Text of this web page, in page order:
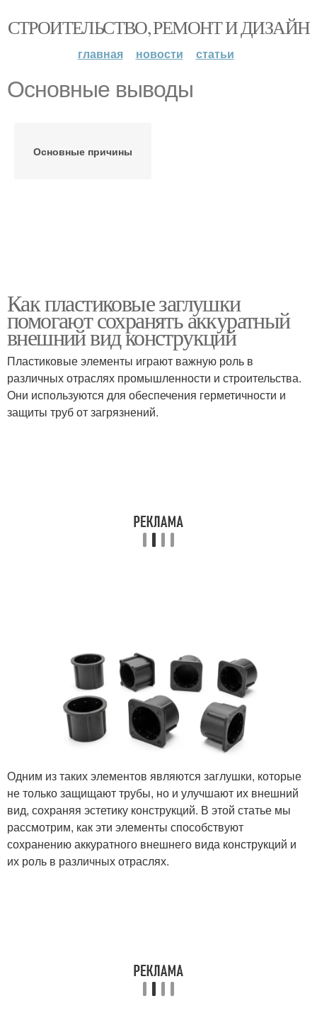
СТРОИТЕЛЬСТВО, РЕМОНТ И ДИЗАЙН
главная новости статьи
Основные выводы
Основные причины
Как пластиковые заглушки
помогают сохранять аккуратный
внешний вид конструкций
Пластиковые элементы играют важную роль в
различных отраслях промышленности и строительства.
Они используются для обеспечения герметичности и
защиты труб от загрязнений.
Одним из таких элементов являются заглушки, которые
не только защищают трубы, но и улучшают их внешний
вид, сохраняя эстетику конструкций. В этой статье мы
рассмотрим, как эти элементы способствуют
сохранению аккуратного внешнего вида конструкций и
их роль в различных отраслях.